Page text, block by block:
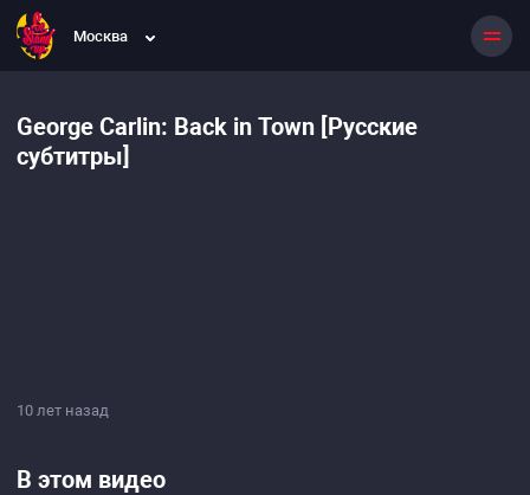
Москва
George Carlin: Back in Town [Русские
субтитры]
10 лет назад
В этом видео